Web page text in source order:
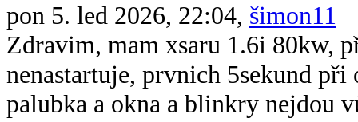
pon 5. led 2026, 22:04, šimon11
Zdravim, mam xsaru 1.6i 80kw,
nenastartuje, prvnich 5sekund
palubka a okna a blinkry nejdou